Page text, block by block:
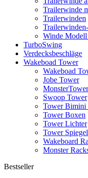
Trailerwinde
Trailerwinden
Winde
TurboSwing
Verdecksbeschläge
Wakeboad Tower
Wakeboad
Jobe Tower
MonsterTower
Swoop Tower
Tower Bimini
Tower Boxen
Tower Lichter
Tower Spiegel
Wakeboard
Monster
Bestseller